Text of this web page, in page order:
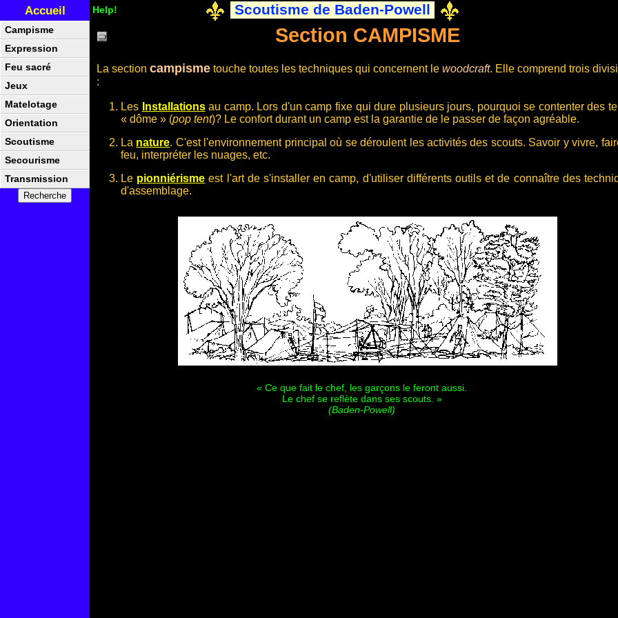
Accueil Help! Scoutisme de Baden-Powell
Section CAMPISME
La section campisme touche toutes les techniques qui concernent le woodcraft. Elle comprend trois
:
Les Installationsau camp. Lors d'un camp fixe qui dure plusieurs jours, pourquoi se contenter des
« dôme » (pop tent)? Le confort durant un camp est la garantie de le passer de façon agréable.
La nature. C'est l'environnement principal où se déroulent les activités des scouts. Savoir y vivre,
feu, interpréter les nuages, etc.
Le pionniérisme est l'art de s'installer en camp, d'utiliser différents outils et de connaître des
d'assemblage.
« Ce que fait le chef, les garçons le feront aussi.
Le chef se reflète dans ses scouts. »
(Baden-Powell)
Campisme
Expression
Feu sacré
Jeux
Matelotage
Orientation
Scoutisme
Secourisme
Transmission